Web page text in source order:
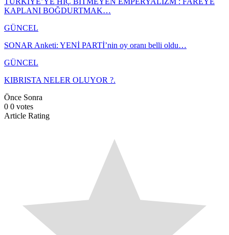
KAPLANI BOĞDURTMAK…
GÜNCEL
SONAR Anketi: YENİ PARTİ’nin oy oranı belli oldu…
GÜNCEL
KIBRISTA NELER OLUYOR ?.
Önce Sonra
0 0 votes
Article Rating